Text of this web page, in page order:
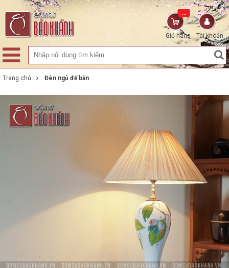
Tài khoản
Giỏ hàng
...
Trang chủ Đèn ngủ để bàn